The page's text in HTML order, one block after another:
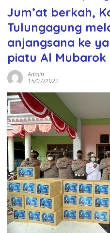
Jum’at berkah,
Tulungagung
anjangsana ke
piatu Al Mubarok
Admin
15/07/2022